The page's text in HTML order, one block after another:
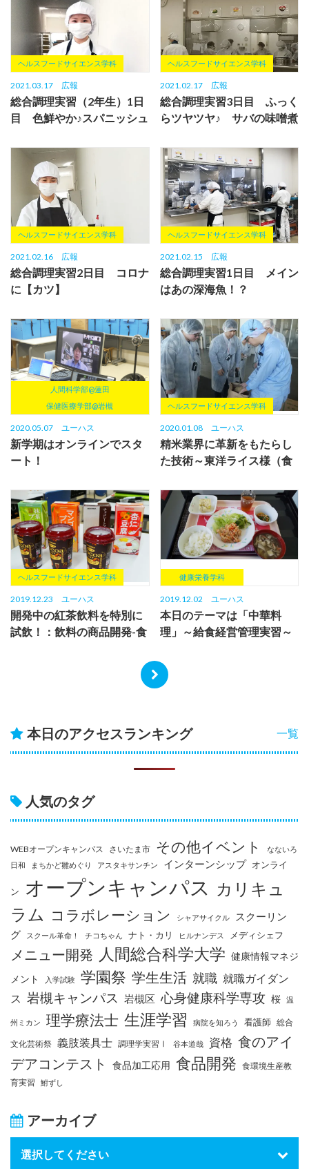
ヘルスフードサイエンス学科
2021.03.17 広報
総合調理実習（2年生）1日
目 色鮮やか♪スパニッシュ
ヘルスフードサイエンス学科
2021.02.17 広報
総合調理実習3日目 ふっく
らツヤツヤ♪ サバの味噌煮
ヘルスフードサイエンス学科
2021.02.16 広報
総合調理実習2日目 コロナ
に【カツ】
ヘルスフードサイエンス学科
2021.02.15 広報
総合調理実習1日目 メイン
はあの深海魚！？
人間科学部@蓮田
保健医療学部@岩槻
2020.05.07 ユーハス
新学期はオンラインでスタ
ート！
ヘルスフードサイエンス学科
2020.01.08 ユーハス
精米業界に革新をもたらし
た技術～東洋ライス様（食
ヘルスフードサイエンス学科
2019.12.23 ユーハス
開発中の紅茶飲料を特別に
試飲！：飲料の商品開発-食
健康栄養学科
2019.12.02 ユーハス
本日のテーマは「中華料
理」～給食経営管理実習～
一覧
本日のアクセスランキング
人気のタグ
WEBオープンキャンパス さいたま市 その他イベント
なないろ
日和
まちかど雛めぐり アスタキサンチン インターンシップ オンライ
ン オープンキャンパス カリキュ
ラム コラボレーション シャアサイクル
スクーリン
グ
スクール革命！ チコちゃん ナト・カリ ヒルナンデス メディシェフ
メニュー開発 人間総合科学大学 健康情報マネジ
メント
入学試験 学園祭 学生生活 就職 就職ガイダン
ス 岩槻キャンパス 岩槻区 心身健康科学専攻 桜 温
州ミカン 理学療法士 生涯学習 病院を知ろう 看護師 総合
文化芸術祭 義肢装具士 調理学実習Ⅰ 谷本道哉 資格 食のアイ
デアコンテスト
食品加工応用 食品開発 食環境生産教
育実習
鮒ずし
アーカイブ